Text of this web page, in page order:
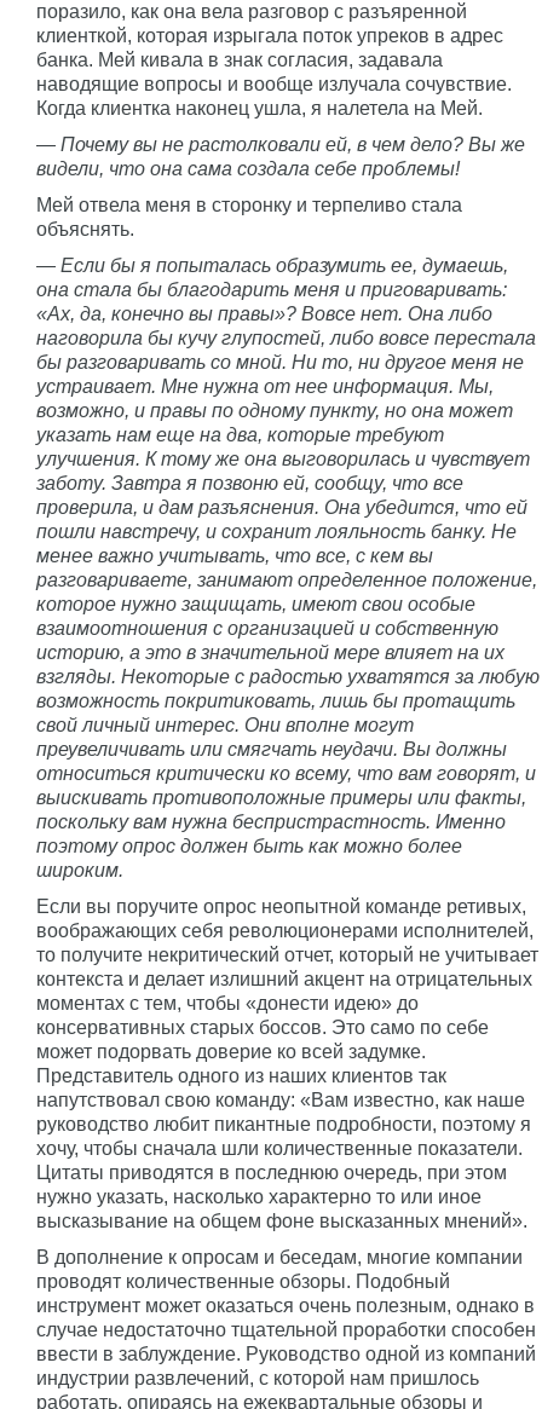
поразило, как она вела разговор с разъяренной
клиенткой, которая изрыгала поток упреков в адрес
банка. Мей кивала в знак согласия, задавала
наводящие вопросы и вообще излучала сочувствие.
Когда клиентка наконец ушла, я налетела на Мей.
— Почему вы не растолковали ей, в чем дело? Вы же
видели, что она сама создала себе проблемы!
Мей отвела меня в сторонку и терпеливо стала
объяснять.
— Если бы я попыталась образумить ее, думаешь,
она стала бы благодарить меня и приговаривать:
«Ах, да, конечно вы правы»? Вовсе нет. Она либо
наговорила бы кучу глупостей, либо вовсе перестала
бы разговаривать со мной. Ни то, ни другое меня не
устраивает. Мне нужна от нее информация. Мы,
возможно, и правы по одному пункту, но она может
указать нам еще на два, которые требуют
улучшения. К тому же она выговорилась и чувствует
заботу. Завтра я позвоню ей, сообщу, что все
проверила, и дам разъяснения. Она убедится, что ей
пошли навстречу, и сохранит лояльность банку. Не
менее важно учитывать, что все, с кем вы
разговариваете, занимают определенное положение,
которое нужно защищать, имеют свои особые
взаимоотношения с организацией и собственную
историю, а это в значительной мере влияет на их
взгляды. Некоторые с радостью ухватятся за любую
возможность покритиковать, лишь бы протащить
свой личный интерес. Они вполне могут
преувеличивать или смягчать неудачи. Вы должны
относиться критически ко всему, что вам говорят, и
выискивать противоположные примеры или факты,
поскольку вам нужна беспристрастность. Именно
поэтому опрос должен быть как можно более
широким.
Если вы поручите опрос неопытной команде ретивых,
воображающих себя революционерами исполнителей,
то получите некритический отчет, который не учитывает
контекста и делает излишний акцент на отрицательных
моментах с тем, чтобы «донести идею» до
консервативных старых боссов. Это само по себе
может подорвать доверие ко всей задумке.
Представитель одного из наших клиентов так
напутствовал свою команду: «Вам известно, как наше
руководство любит пикантные подробности, поэтому я
хочу, чтобы сначала шли количественные показатели.
Цитаты приводятся в последнюю очередь, при этом
нужно указать, насколько характерно то или иное
высказывание на общем фоне высказанных мнений».
В дополнение к опросам и беседам, многие компании
проводят количественные обзоры. Подобный
инструмент может оказаться очень полезным, однако в
случае недостаточно тщательной проработки способен
ввести в заблуждение. Руководство одной из компаний
индустрии развлечений, с которой нам пришлось
работать, опираясь на ежеквартальные обзоры и